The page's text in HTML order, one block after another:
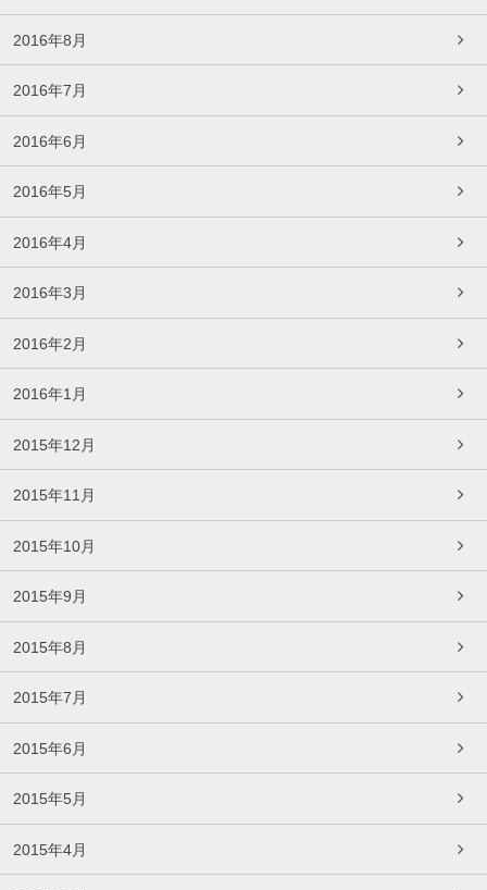
2016年8月
2016年7月
2016年6月
2016年5月
2016年4月
2016年3月
2016年2月
2016年1月
2015年12月
2015年11月
2015年10月
2015年9月
2015年8月
2015年7月
2015年6月
2015年5月
2015年4月